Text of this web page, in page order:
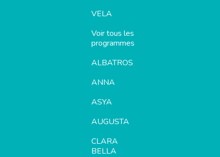
VELA
Voir tous les
programmes
ALBATROS
ANNA
ASYA
AUGUSTA
CLARA
BELLA